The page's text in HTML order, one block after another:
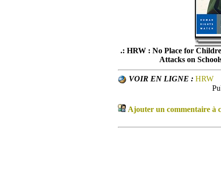
.: HRW : No Place for
Attacks on
VOIR EN LIGNE : HRW
Ajouter un commentaire à